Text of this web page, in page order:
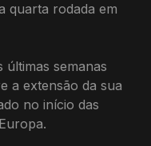
quarta rodada em
semanas
a extensão da sua
no início das